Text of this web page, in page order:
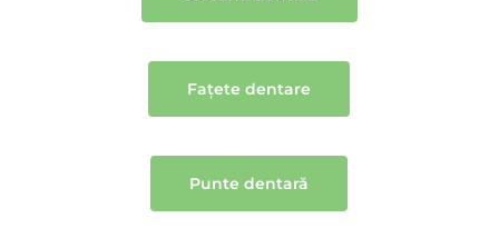
Fațete dentare
Punte dentară